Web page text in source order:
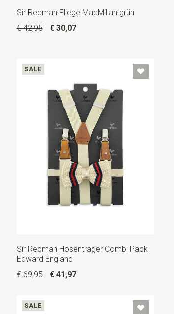
Sir Redman Fliege MacMillan grün
€ 42,95
€ 30,07
SALE
Sir Redman Hosenträger Combi Pack
Edward England
€ 69,95
€ 41,97
SALE